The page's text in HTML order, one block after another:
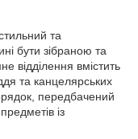
та
бути зібраною та
відділення вмістить
та канцелярських
передбачений
із